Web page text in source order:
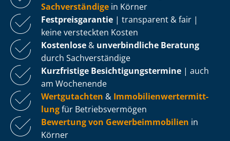
Sachverständige in Körner
Fest­preis­ga­ran­tie | transparent & fair |
keine versteckten Kosten
Kostenlose & unverbindliche Beratung
durch Sachverständige
Kurzfristige Be­sich­ti­gungs­ter­mi­ne | auch
am Wochenende
Wertgutachten & Im­mo­bi­li­en­wert­ermitt­
lungfür Be­triebs­ver­mö­gen
Bewertung von Ge­wer­be­im­mo­bi­li­en in
Körner